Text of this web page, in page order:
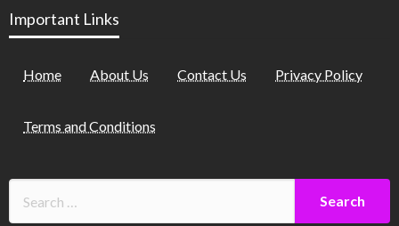
Important Links
Home About Us Contact Us Privacy Policy
Terms and Conditions